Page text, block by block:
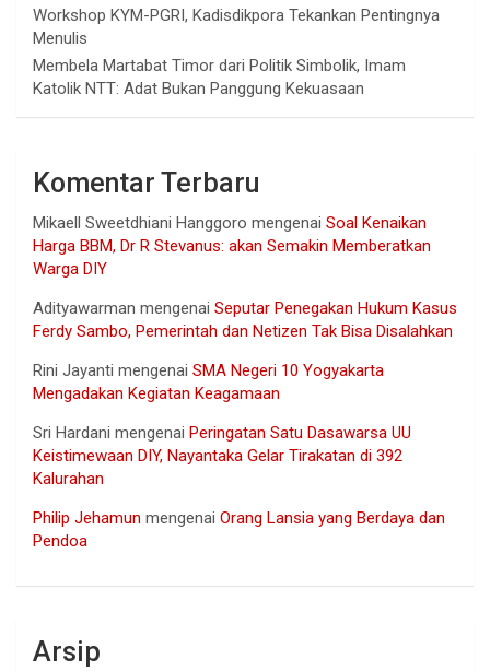
Workshop KYM-PGRI, Kadisdikpora Tekankan Pentingnya
Menulis
Membela Martabat Timor dari Politik Simbolik, Imam
Katolik NTT: Adat Bukan Panggung Kekuasaan
Komentar Terbaru
Mikaell Sweetdhiani Hanggoro mengenai Soal Kenaikan
Harga BBM, Dr R Stevanus: akan Semakin Memberatkan
Warga DIY
Adityawarman mengenai Seputar Penegakan Hukum Kasus
Ferdy Sambo, Pemerintah dan Netizen Tak Bisa Disalahkan
Rini Jayanti mengenai SMA Negeri 10 Yogyakarta
Mengadakan Kegiatan Keagamaan
Sri Hardani mengenai Peringatan Satu Dasawarsa UU
Keistimewaan DIY, Nayantaka Gelar Tirakatan di 392
Kalurahan
Philip Jehamun mengenai Orang Lansia yang Berdaya dan
Pendoa
Arsip